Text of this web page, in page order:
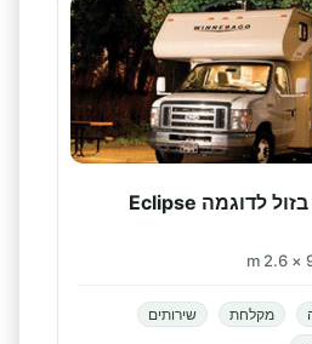
השכרת קרוואנים בזול לדוגמה Eclipse
מקלחת
שירותים